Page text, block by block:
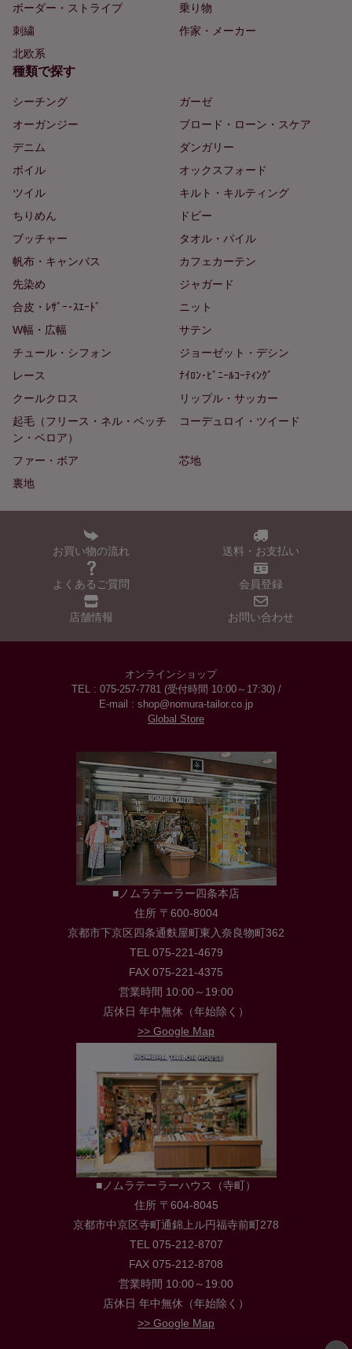
ボーダー・ストライプ
乗り物
刺繍
作家・メーカー
北欧系
種類で探す
シーチング
ガーゼ
オーガンジー
ブロード・ローン・スケア
デニム
ダンガリー
ボイル
オックスフォード
ツイル
キルト・キルティング
ちりめん
ドビー
ブッチャー
タオル・パイル
帆布・キャンバス
カフェカーテン
先染め
ジャガード
合皮・ﾚｻﾞｰ･ｽｴｰﾄﾞ
ニット
W幅・広幅
サテン
チュール・シフォン
ジョーゼット・デシン
レース
ﾅｲﾛﾝ･ﾋﾞﾆｰﾙｺｰﾃｨﾝｸﾞ
クールクロス
リップル・サッカー
起毛（フリース・ネル・ベッチ
ン・ベロア）
コーデュロイ・ツイード
ファー・ボア
芯地
裏地
お買い物の流れ 送料・お支払い
よくあるご質問 会員登録
店舗情報 お問い合わせ
オンラインショップ
TEL : 075-257-7781 (受付時間 10:00～17:30) /
E-mail : shop@nomura-tailor.co.jp
Global Store
■ノムラテーラー四条本店
住所 〒600-8004
京都市下京区四条通麩屋町東入奈良物町362
TEL 075-221-4679
FAX 075-221-4375
営業時間 10:00～19:00
店休日 年中無休（年始除く）
>> Google Map
■ノムラテーラーハウス（寺町）
住所 〒604-8045
京都市中京区寺町通錦上ル円福寺前町278
TEL 075-212-8707
FAX 075-212-8708
営業時間 10:00～19:00
店休日 年中無休（年始除く）
>> Google Map